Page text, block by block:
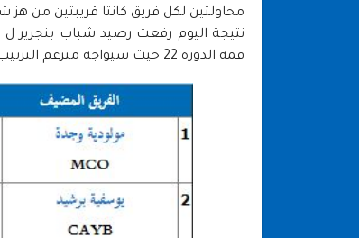
محاولتين لكل فريق كانتا قريبتين من هز
قمة الدورة 22 حيت سيواجه متزعم الترتيب يوسفية برشيد.